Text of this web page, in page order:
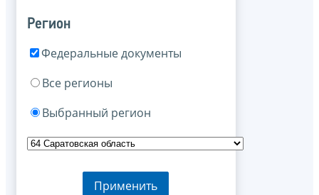
Регион
Федеральные документы
Все регионы
Выбранный регион
Применить